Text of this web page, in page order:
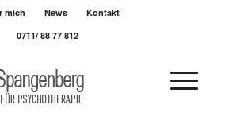
mich News
Kontakt
0711/ 88 77 812